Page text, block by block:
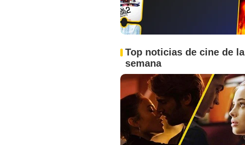
Top noticias de cine de la
semana